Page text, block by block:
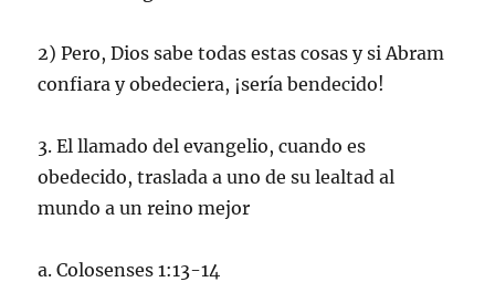
2) Pero, Dios sabe todas estas cosas y si Abram
confiara y obedeciera, ¡sería bendecido!
3. El llamado del evangelio, cuando es
obedecido, traslada a uno de su lealtad al
mundo a un reino mejor
a. Colosenses 1:13-14